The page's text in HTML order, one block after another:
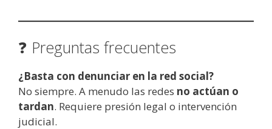
❓ Preguntas frecuentes
¿Basta con denunciar en la red social?
No siempre. A menudo las redes no actúan o
tardan. Requiere presión legal o intervención
judicial.